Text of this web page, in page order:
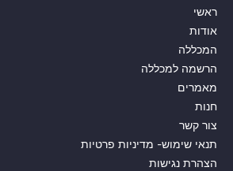
ראשי
אודות
המכללה
הרשמה למכללה
מאמרים
חנות
צור קשר
תנאי שימוש- מדיניות פרטיות
הצהרת נגישות